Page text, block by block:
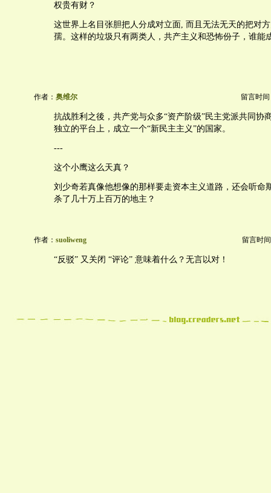
权贵有财？
这世界上名目张胆把人分成对立面, 而且无法无天的把对
孺。这样的垃圾只有两类人，共产主义和恐怖份子，谁能
作者： 奥维尔 留言时间
抗战胜利之後，共产党与众多“资产阶级”民主党派共同协
独立的平台上，成立一个“新民主主义”的国家。
---
这个小鹰这么天真？
刘少奇若真像他想像的那样要走资本主义道路，还会听命
杀了几十万上百万的地主？
作者： suoliweng 留言时
“反驳” 又关闭 “评论” 意味着什么？无言以对！